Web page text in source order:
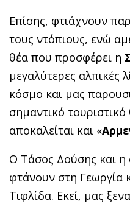
Επίσης, φτιάχνουν
τους ντόπιους, ενώ
θέα που προσφέρει η
μεγαλύτερες αλπικές
κόσμο και μας
σημαντικό
αποκαλείται και «
Ο Τάσος Δούσης και η
φτάνουν στη Γεωργία
Τιφλίδα. Εκεί, μας